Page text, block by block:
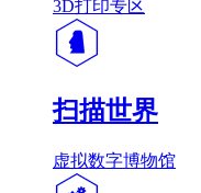
3D打印专区
扫描世界
虚拟数字博物馆